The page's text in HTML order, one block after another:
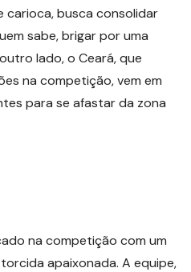
carioca, busca consolidar
sabe, brigar por uma
lado, o Ceará, que
na competição, vem em
para se afastar da zona
na competição com um
apaixonada. A equipe,